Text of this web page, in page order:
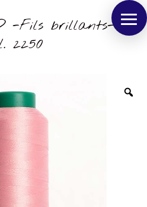
-Fils brillants-
2250